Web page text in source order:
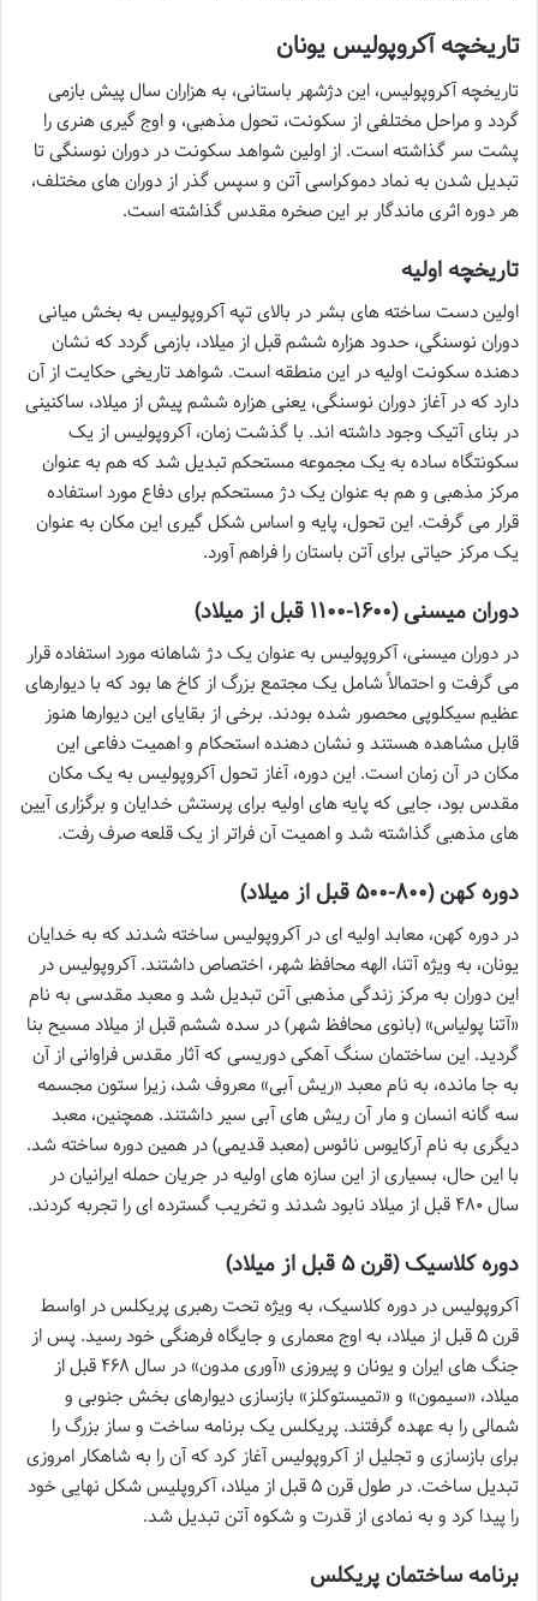
تاریخچه آکروپولیس یونان
تاریخچه آکروپولیس، این دژشهر باستانی، به هزاران سال پیش بازمی
گردد و مراحل مختلفی از سکونت، تحول مذهبی، و اوج گیری هنری را
پشت سر گذاشته است. از اولین شواهد سکونت در دوران نوسنگی تا
تبدیل شدن به نماد دموکراسی آتن و سپس گذر از دوران های مختلف،
هر دوره اثری ماندگار بر این صخره مقدس گذاشته است.
تاریخچه اولیه
اولین دست ساخته های بشر در بالای تپه آکروپولیس به بخش میانی
دوران نوسنگی، حدود هزاره ششم قبل از میلاد، بازمی گردد که نشان
دهنده سکونت اولیه در این منطقه است. شواهد تاریخی حکایت از آن
دارد که در آغاز دوران نوسنگی، یعنی هزاره ششم پیش از میلاد، ساکنینی
در بنای آتیک وجود داشته اند. با گذشت زمان، آکروپولیس از یک
سکونتگاه ساده به یک مجموعه مستحکم تبدیل شد که هم به عنوان
مرکز مذهبی و هم به عنوان یک دژ مستحکم برای دفاع مورد استفاده
قرار می گرفت. این تحول، پایه و اساس شکل گیری این مکان به عنوان
یک مرکز حیاتی برای آتن باستان را فراهم آورد.
دوران میسنی (۱۶۰۰-۱۱۰۰ قبل از میلاد)
در دوران میسنی، آکروپولیس به عنوان یک دژ شاهانه مورد استفاده قرار
می گرفت و احتمالاً شامل یک مجتمع بزرگ از کاخ ها بود که با دیوارهای
عظیم سیکلوپی محصور شده بودند. برخی از بقایای این دیوارها هنوز
قابل مشاهده هستند و نشان دهنده استحکام و اهمیت دفاعی این
مکان در آن زمان است. این دوره، آغاز تحول آکروپولیس به یک مکان
مقدس بود، جایی که پایه های اولیه برای پرستش خدایان و برگزاری آیین
های مذهبی گذاشته شد و اهمیت آن فراتر از یک قلعه صرف رفت.
دوره کهن (۸۰۰-۵۰۰ قبل از میلاد)
در دوره کهن، معابد اولیه ای در آکروپولیس ساخته شدند که به خدایان
یونان، به ویژه آتنا، الهه محافظ شهر، اختصاص داشتند. آکروپولیس در
این دوران به مرکز زندگی مذهبی آتن تبدیل شد و معبد مقدسی به نام
«آتنا پولیاس» (بانوی محافظ شهر) در سده ششم قبل از میلاد مسیح بنا
گردید. این ساختمان سنگ آهکی دوریسی که آثار مقدس فراوانی از آن
به جا مانده، به نام معبد «ریش آبی» معروف شد، زیرا ستون مجسمه
سه گانه انسان و مار آن ریش های آبی سیر داشتند. همچنین، معبد
دیگری به نام آرکایوس نائوس (معبد قدیمی) در همین دوره ساخته شد.
با این حال، بسیاری از این سازه های اولیه در جریان حمله ایرانیان در
سال ۴۸۰ قبل از میلاد نابود شدند و تخریب گسترده ای را تجربه کردند.
دوره کلاسیک (قرن ۵ قبل از میلاد)
آکروپولیس در دوره کلاسیک، به ویژه تحت رهبری پریکلس در اواسط
قرن ۵ قبل از میلاد، به اوج معماری و جایگاه فرهنگی خود رسید. پس از
جنگ های ایران و یونان و پیروزی «آوری مدون» در سال ۴۶۸ قبل از
میلاد، «سیمون» و «تمیستوکلز» بازسازی دیوارهای بخش جنوبی و
شمالی را به عهده گرفتند. پریکلس یک برنامه ساخت و ساز بزرگ را
برای بازسازی و تجلیل از آکروپولیس آغاز کرد که آن را به شاهکار امروزی
تبدیل ساخت. در طول قرن ۵ قبل از میلاد، آکروپلیس شکل نهایی خود
را پیدا کرد و به نمادی از قدرت و شکوه آتن تبدیل شد.
برنامه ساختمان پریکلس